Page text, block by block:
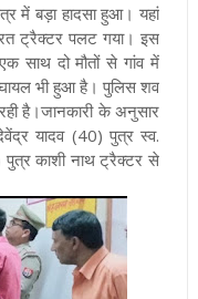
में बड़ा हादसा हुआ। यहां
ट्रैक्टर पलट गया। इस
साथ दो मौतों से गांव में
घायल भी हुआ है। पुलिस शव
है।जानकारी के अनुसार
देवेंद्र यादव (40) पुत्र स्व.
पुत्र काशी नाथ ट्रैक्टर से